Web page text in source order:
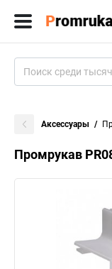
Аксессуары
Промрукав